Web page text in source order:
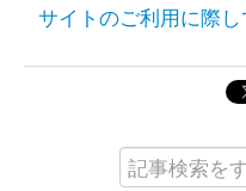
サイトのご利用に際し